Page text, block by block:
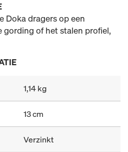
Doka dragers op een
gording of het stalen profiel,
1,14 kg
13 cm
Verzinkt